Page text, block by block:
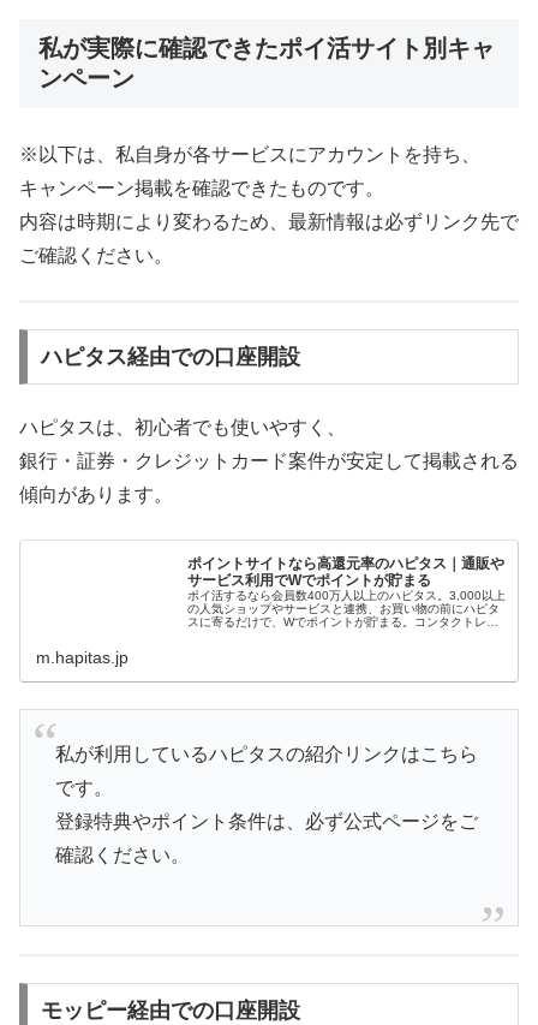
私が実際に確認できたポイ活サイト別キャ
ンペーン
※以下は、私自身が各サービスにアカウントを持ち、
キャンペーン掲載を確認できたものです。
内容は時期により変わるため、最新情報は必ずリンク先で
ご確認ください。
ハピタス経由での口座開設
ハピタスは、初心者でも使いやすく、
銀行・証券・クレジットカード案件が安定して掲載される
傾向があります。
ポイントサイトなら高還元率のハピタス｜通販や
サービス利用でWでポイントが貯まる
ポイ活するなら会員数400万人以上のハピタス。3,000以上
の人気ショップやサービスと連携、お買い物の前にハピタ
スに寄るだけで、Wでポイントが貯まる。コンタクトレン
m.hapitas.jp
私が利用しているハピタスの紹介リンクはこちら
です。
登録特典やポイント条件は、必ず公式ページをご
確認ください。
モッピー経由での口座開設